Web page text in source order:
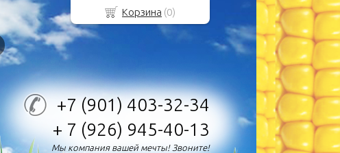
+7 (901) 403-32-34
+ 7 (926) 945-40-13
Мы компания вашей мечты! Звоните!
Корзина (0)